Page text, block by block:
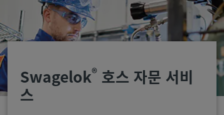
Swagelok® 호스 자문 서비
스